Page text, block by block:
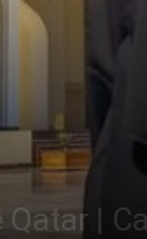
Qatar |